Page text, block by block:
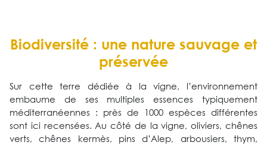
Biodiversité : une nature sauvage et
préservée
Sur cette terre dédiée à la vigne, l’environnement
embaume de ses multiples essences typiquement
méditerranéennes : près de 1000 espèces différentes
sont ici recensées. Au côté de la vigne, oliviers, chênes
verts, chênes kermès, pins d’Alep, arbousiers, thym,